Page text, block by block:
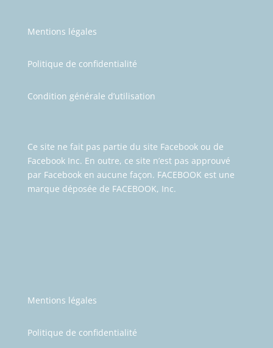
Mentions légales
Politique de confidentialité
Condition générale d’utilisation
Ce site ne fait pas partie du site Facebook ou de
Facebook Inc. En outre, ce site n’est pas approuvé
par Facebook en aucune façon. FACEBOOK est une
marque déposée de FACEBOOK, Inc.
Mentions légales
Politique de confidentialité